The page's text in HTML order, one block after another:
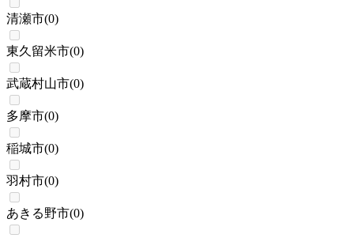
清瀬市(0)
東久留米市(0)
武蔵村山市(0)
多摩市(0)
稲城市(0)
羽村市(0)
あきる野市(0)